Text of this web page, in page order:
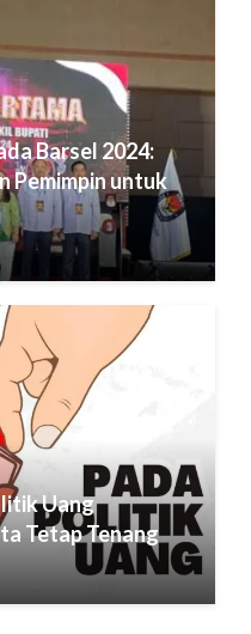
Barsel 2024:
Pemimpin untuk
Uang
Tetap Tenang